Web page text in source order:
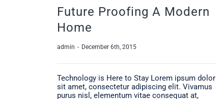
Future Proofing A Modern
Home
admin - December 6th, 2015
Technology is Here to Stay Lorem ipsum dolor
sit amet, consectetur adipiscing elit. Vivamus
purus nisl, elementum vitae consequat at,